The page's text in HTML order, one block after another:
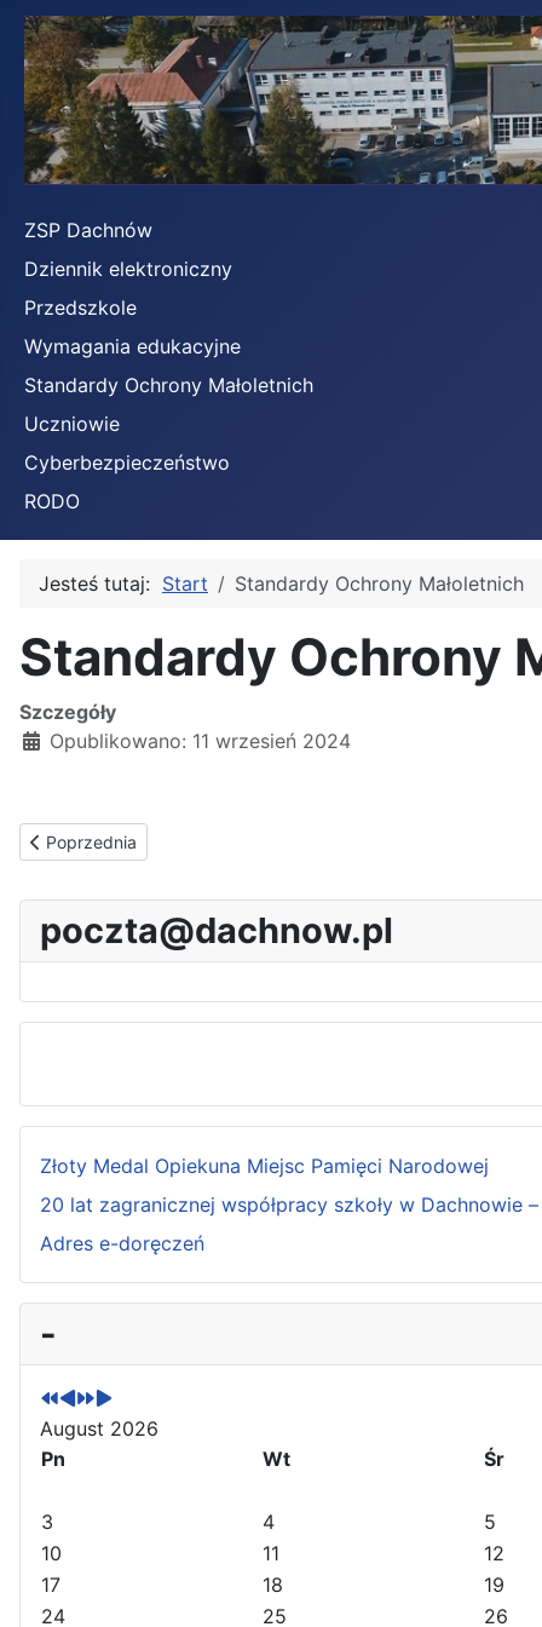
ZSP Dachnów
Dziennik elektroniczny
Przedszkole
Wymagania edukacyjne
Standardy Ochrony Małoletnich
Uczniowie
Cyberbezpieczeństwo
RODO
Jesteś tutaj: Start Standardy Ochrony Małoletnich
Standardy Ochrony
Szczegóły
Opublikowano: 11 wrzesień 2024
Poprzednia strona: Uczniowie. Rok szkolny 2025/2026
Poprzednia
poczta@dachnow.pl
Złoty Medal Opiekuna Miejsc Pamięci Narodowej
20 lat zagranicznej współpracy szkoły w Dachnowie
Adres e-doręczeń
-
P
r
e
v
i
o
s
e
a
P
e
v
i
o
N
x
t
Y
N
x
t
M
August 2026
Pn
Wt Śr
3 4
5
10
11
12
17
18
19
24
25 26